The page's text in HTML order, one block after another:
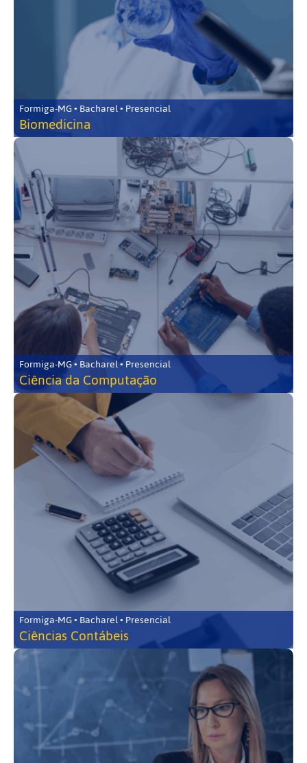
Formiga-MG • Bacharel • Presencial
Biomedicina
Formiga-MG • Bacharel • Presencial
Ciência da Computação
Formiga-MG • Bacharel • Presencial
Ciências Contábeis